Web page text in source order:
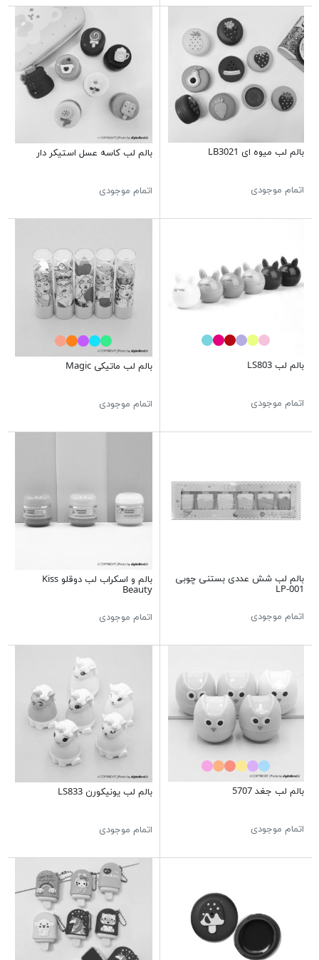
بالم لب میوه ای LB3021
اتمام موجودی
بالم لب کاسه عسل استیکر دار
اتمام موجودی
بالم لب LS803
اتمام موجودی
بالم لب ماتیکی Magic
اتمام موجودی
بالم لب شش عددی بستنی چوبی
LP-001
اتمام موجودی
بالم و اسکراب لب دوقلو Kiss
Beauty
اتمام موجودی
بالم لب جغد 5707
اتمام موجودی
بالم لب یونیکورن LS833
اتمام موجودی